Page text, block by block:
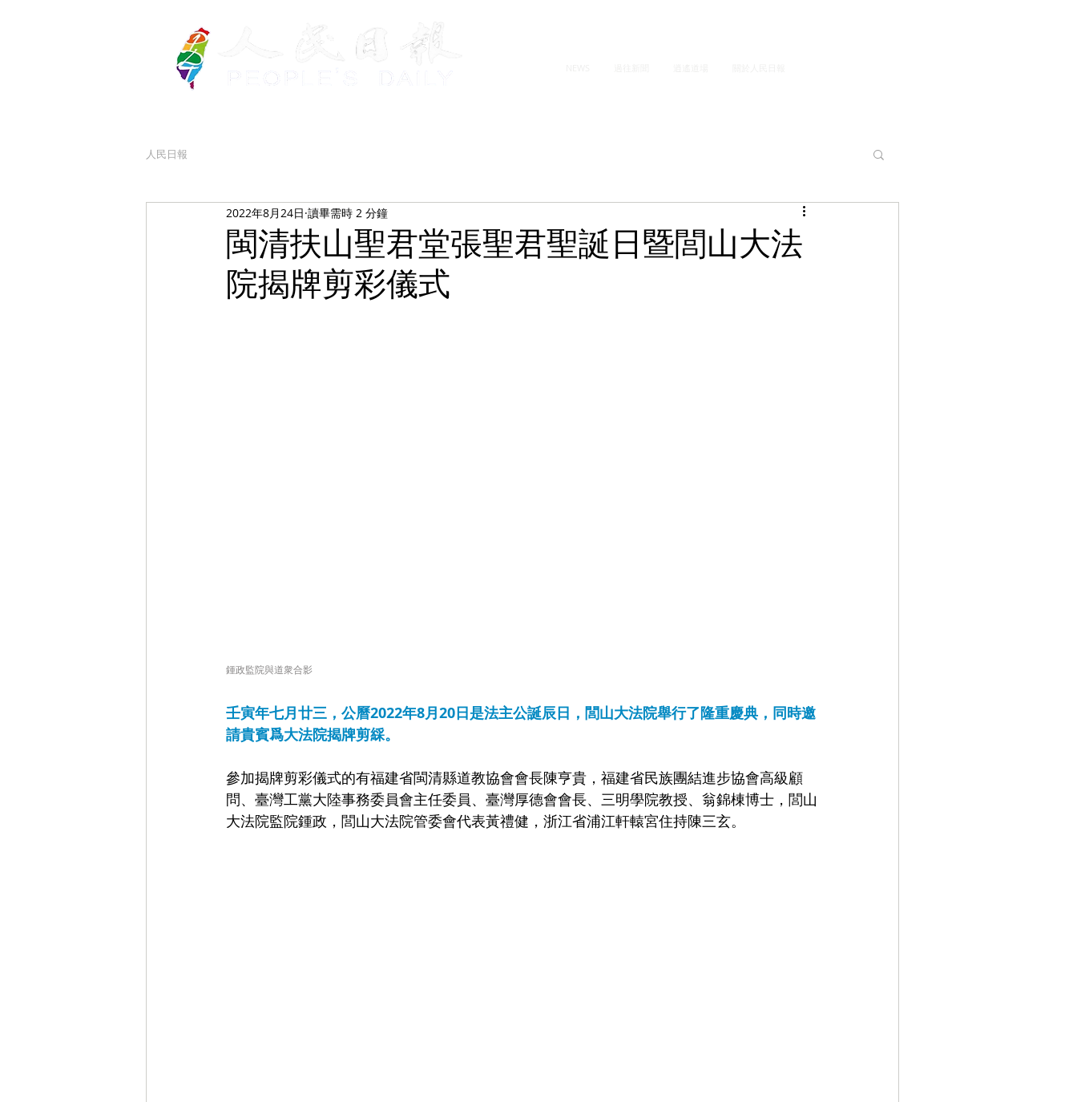
人民日報
閩清扶山聖君堂張聖君聖誕日暨閭山大法
院揭牌剪彩儀式
2022年8月24日 讀畢需時 2 分鐘
鍾政監院與道衆合影
壬寅年七月廿三，公曆2022年8月20日是法主公誕辰日，閭山大法院舉行了隆重慶典，同時邀
請貴賓爲大法院揭牌剪綵。
參加揭牌剪彩儀式的有福建省閩清縣道教協會會長陳亨貴，福建省民族團結進步協會高級顧
問、臺灣工黨大陸事務委員會主任委員、臺灣厚德會會長、三明學院教授、翁錦棟博士，閭山
大法院監院鍾政，閭山大法院管委會代表黃禮健，浙江省浦江軒轅宮住持陳三玄。